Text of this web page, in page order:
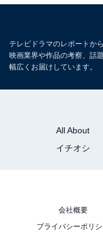
View
A post shared by
テレビドラマのレポートか
映画業界や作品の考察、話
幅広くお届けしています。
All About
イチオシ
会社概要
プライバシーポリ